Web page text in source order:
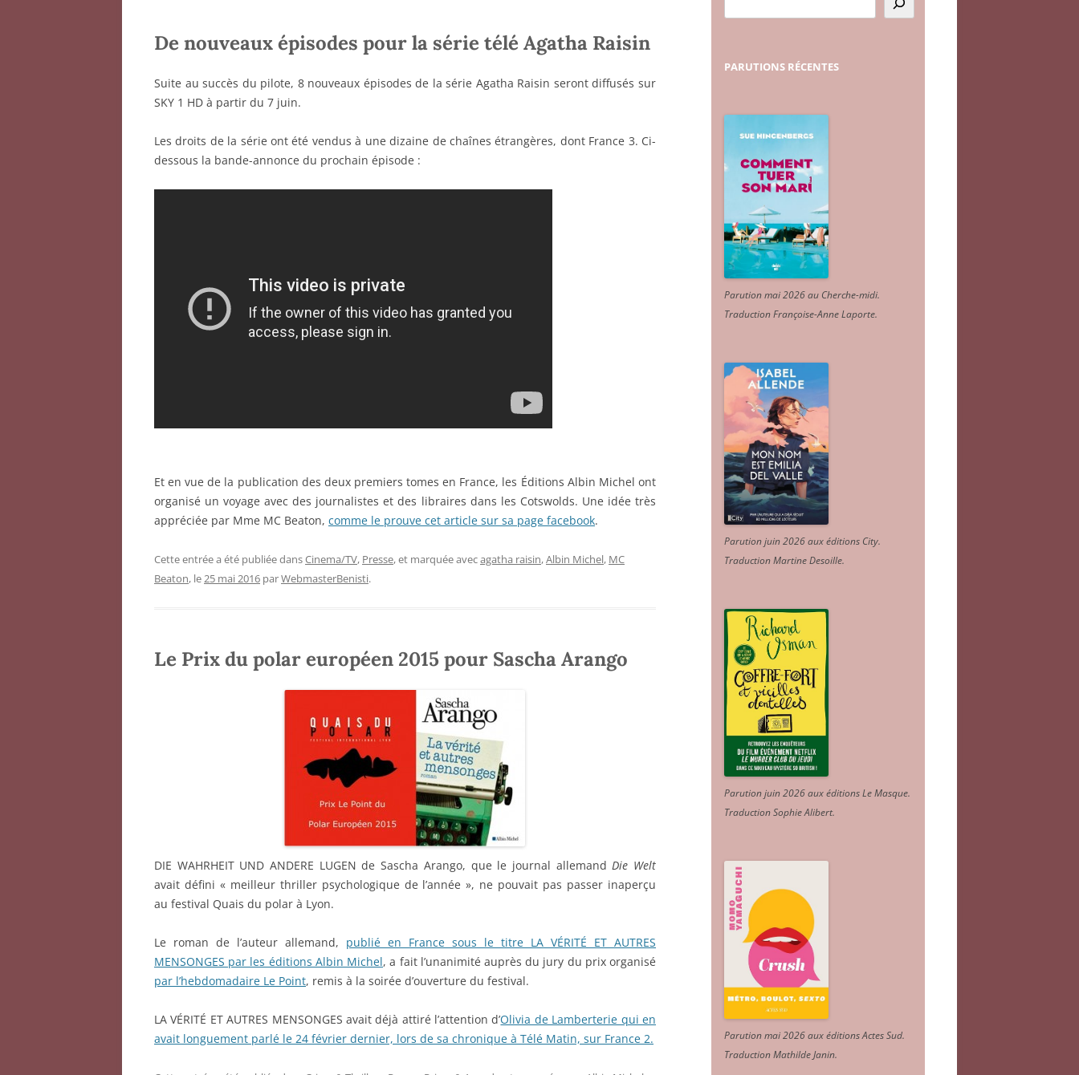
De nouveaux épisodes pour la série télé Agatha Raisin
Suite au succès du pilote, 8 nouveaux épisodes de la série Agatha Raisin seront diffusés sur
SKY 1 HD à partir du 7 juin.
Les droits de la série ont été vendus à une dizaine de chaînes étrangères, dont France 3. Ci-
dessous la bande-annonce du prochain épisode :
Et en vue de la publication des deux premiers tomes en France, les Éditions Albin Michel ont
organisé un voyage avec des journalistes et des libraires dans les Cotswolds. Une idée très
appréciée par Mme MC Beaton, comme le prouve cet article sur sa page facebook.
Cette entrée a été publiée dansCinema/TV, Presse, et marquée avecagatha raisin,Albin Michel, MC
Beaton, le25 mai 2016 parWebmasterBenisti.
Le Prix du polar européen 2015 pour Sascha Arango
DIE WAHRHEIT UND ANDERE LUGEN de Sascha Arango, que le journal allemandDie Welt
avait défini « meilleur thriller psychologique de l’année », ne pouvait pas passer inaperçu
au festival Quais du polar à Lyon.
Le roman de l’auteur allemand, publié en France sous le titre LA VÉRITÉ ET AUTRES
MENSONGES par les éditions Albin Michel, a fait l’unanimité auprès du jury du prix organisé
par l’hebdomadaire Le Point, remis à la soirée d’ouverture du festival.
LA VÉRITÉ ET AUTRES MENSONGES avait déjà attiré l’attention d’Olivia de Lamberterie qui en
avait longuement parlé le 24 février dernier, lors de sa chronique à Télé Matin, sur France 2.
PARUTIONS RÉCENTES
Parution mai 2026 au Cherche-midi.
Traduction Françoise-Anne Laporte.
Parution juin 2026 aux éditions City.
Traduction Martine Desoille.
Parution juin 2026 aux éditions Le Masque.
Traduction Sophie Alibert.
Parution mai 2026 aux éditions Actes Sud.
Traduction Mathilde Janin.